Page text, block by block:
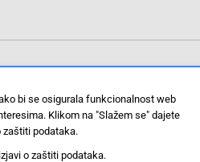
bi se osigurala funkcionalnost web
Klikom na "Slažem se" dajete
podataka.
o zaštiti podataka.